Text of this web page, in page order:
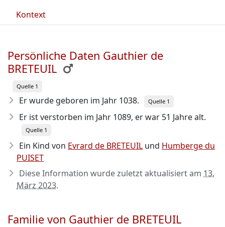
Kontext
Persönliche Daten Gauthier de
BRETEUIL
Quelle 1
Er wurde geboren im Jahr 1038. Quelle 1
Er ist verstorben im Jahr 1089, er war 51 Jahre alt.
Quelle 1
Ein Kind von Evrard de BRETEUIL und Humberge du
PUISET
Diese Information wurde zuletzt aktualisiert am 13.
März 2023.
Familie von Gauthier de BRETEUIL